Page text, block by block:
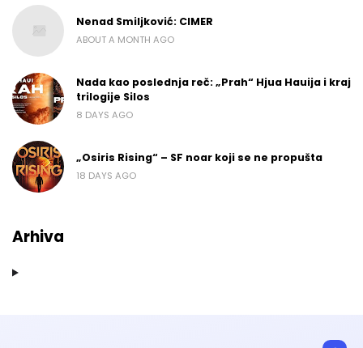
Nenad Smiljković: CIMER
ABOUT A MONTH AGO
Nada kao poslednja reč: „Prah“ Hjua Hauija i kraj
trilogije Silos
8 DAYS AGO
„Osiris Rising“ – SF noar koji se ne propušta
18 DAYS AGO
Arhiva